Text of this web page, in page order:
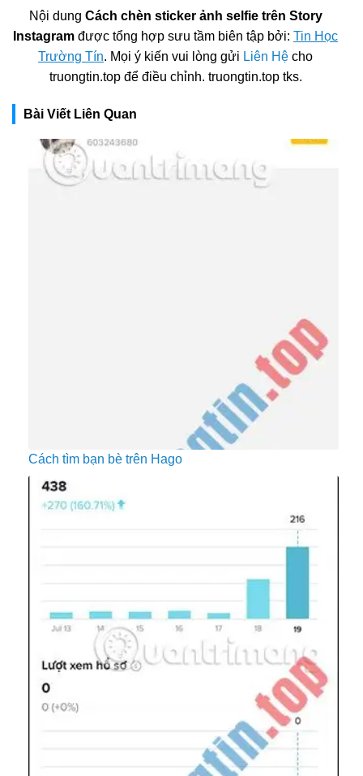
Nội dung Cách chèn sticker ảnh selfie trên Story
Instagram được tổng hợp sưu tầm biên tập bởi: Tin Học
Trường Tín. Mọi ý kiến vui lòng gửi Liên Hệ cho
truongtin.top để điều chỉnh. truongtin.top tks.
Bài Viết Liên Quan
Cách tìm bạn bè trên Hago